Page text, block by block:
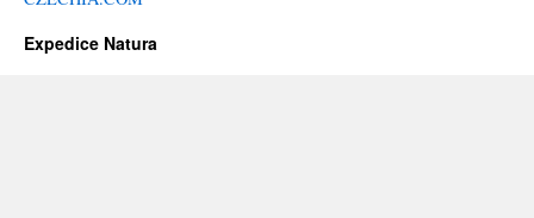
Expedice Natura